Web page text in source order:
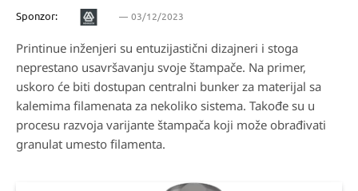
Sponzor: 03/12/2023
Printinue inženjeri su entuzijastični dizajneri i stoga
neprestano usavršavanju svoje štampače. Na primer,
uskoro će biti dostupan centralni bunker za materijal sa
kalemima filamenata za nekoliko sistema. Takođe su u
procesu razvoja varijante štampača koji može obrađivati
granulat umesto filamenta.